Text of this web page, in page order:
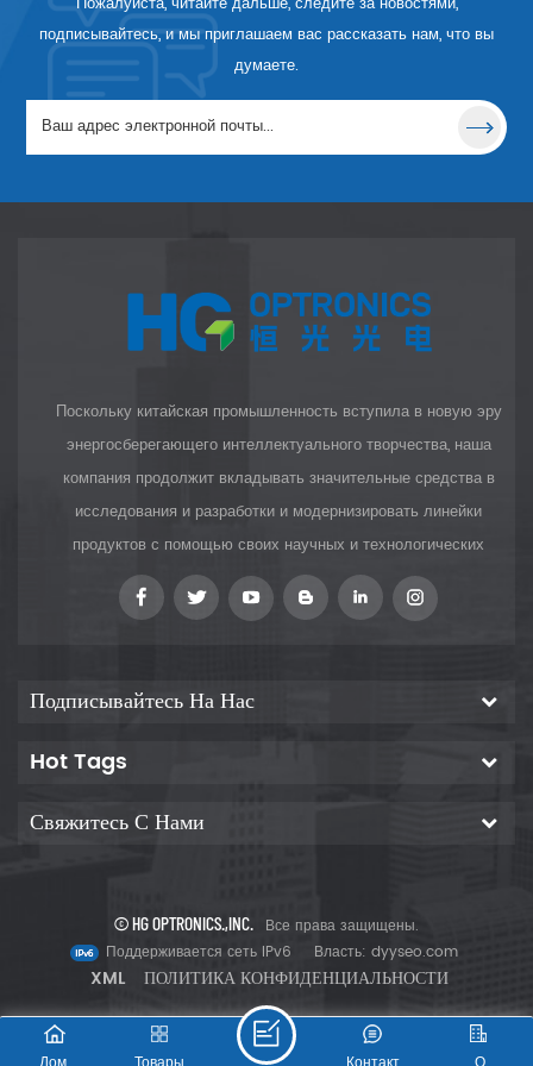
подписывайтесь, и мы приглашаем вас рассказать нам, что вы
думаете.
Поскольку китайская промышленность вступила в новую эру
энергосберегающего интеллектуального творчества, наша
компания продолжит вкладывать значительные средства в
исследования и разработки и модернизировать линейки
продуктов с помощью своих научных и технологических
инноваций, чтобы предоставить клиентам
Подписывайтесь На Нас
Hot Tags
Свяжитесь С Нами
© HG OPTRONICS.,INC. Все права защищены.
Поддерживается сеть IPv6
Власть: dyyseo.com
XML ПОЛИТИКА КОНФИДЕНЦИАЛЬНОСТИ